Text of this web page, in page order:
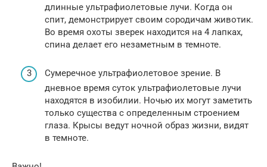
длинные ультрафиолетовые лучи. Когда он
спит, демонстрирует своим сородичам животик.
Во время охоты зверек находится на 4 лапках,
спина делает его незаметным в темноте.
Сумеречное ультрафиолетовое зрение. В
дневное время суток ультрафиолетовые лучи
находятся в изобилии. Ночью их могут заметить
только существа с определенным строением
глаза. Крысы ведут ночной образ жизни, видят
в темноте.